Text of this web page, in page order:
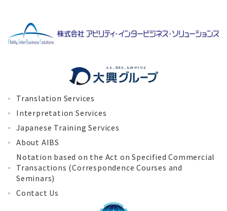
Translation Services
Interpretation Services
Japanese Training Services
About AIBS
Notation based on the Act on Specified Commercial
Transactions (Correspondence Courses and
Seminars)
Contact Us